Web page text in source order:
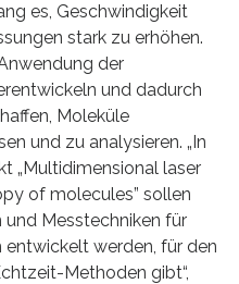
es, Geschwindigkeit
stark zu erhöhen.
der
und dadurch
Moleküle
und zu analysieren. „In
„Multidimensional laser
of molecules” sollen
Messtechniken für
werden, für den
Methoden gibt“,